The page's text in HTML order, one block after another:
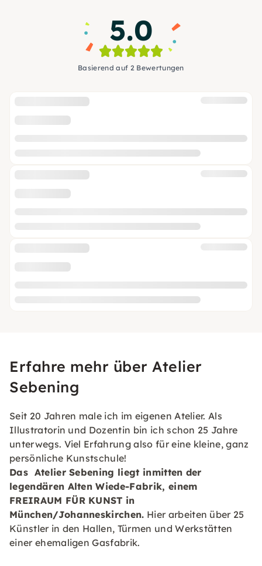
5.0
Basierend auf 2 Bewertungen
Erfahre mehr über Atelier
Sebening
Seit 20 Jahren male ich im eigenen Atelier. Als
Illustratorin und Dozentin bin ich schon 25 Jahre
unterwegs. Viel Erfahrung also für eine kleine, ganz
persönliche Kunstschule!
Das Atelier Sebening liegt inmitten der
legendären Alten Wiede-Fabrik, einem
FREIRAUM FÜR KUNST in
München/Johanneskirchen. Hier arbeiten über 25
Künstler in den Hallen, Türmen und Werkstätten
einer ehemaligen Gasfabrik.